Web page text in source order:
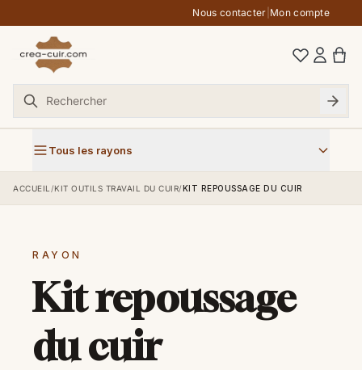
Nous contacter Mon compte
Tous les rayons
ACCUEIL /KIT OUTILS TRAVAIL DU CUIR/KIT REPOUSSAGE DU CUIR
RAYON
Kit repoussage
du cuir